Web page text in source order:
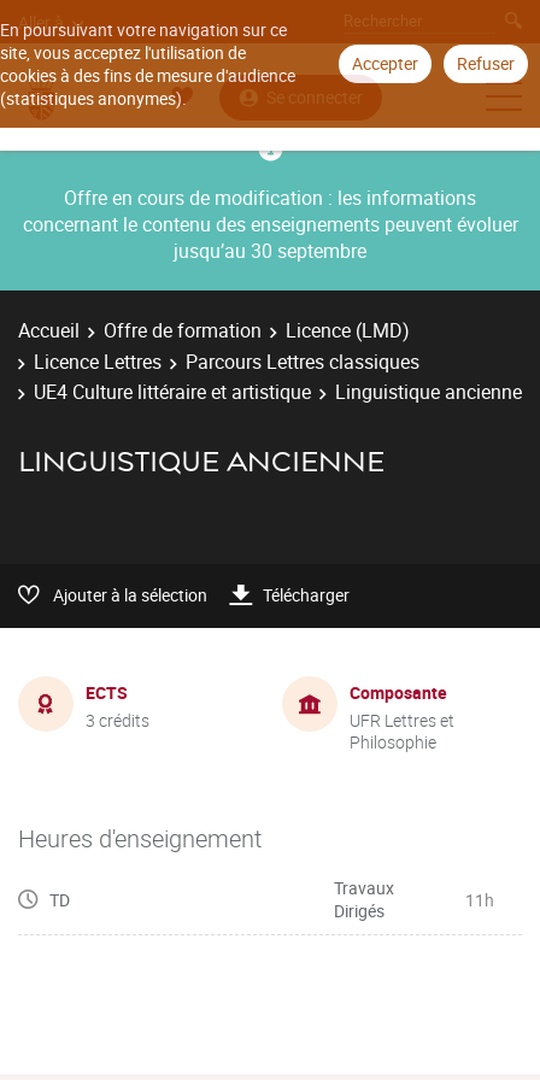
En poursuivant votre navigation sur ce
site, vous acceptez l'utilisation de
cookies à des fins de mesure d'audience
(statistiques anonymes).
Accepter Refuser
Aller à
Se connecter
Offre en cours de modification : les informations
concernant le contenu des enseignements peuvent évoluer
jusqu’au 30 septembre
Accueil Offre de formation
Licence (LMD)
Licence Lettres
Parcours Lettres classiques
UE4 Culture littéraire et artistique
Linguistique ancienne
LINGUISTIQUE ANCIENNE
Ajouter à la sélection Télécharger
ECTS
3 crédits
Composante
UFR Lettres et
Philosophie
Heures d'enseignement
TD
Travaux
Dirigés
11h